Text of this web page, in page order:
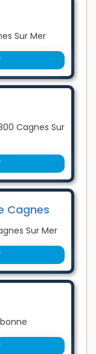
Sur Mer
Cagnes Sur
Cagnes
Sur Mer